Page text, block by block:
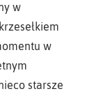
w
w
starsze